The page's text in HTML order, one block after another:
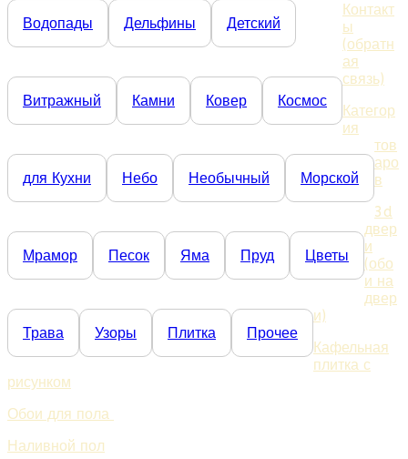
Водопады Дельфины Детский
Витражный Камни Ковер Космос
для Кухни Небо Необычный Морской
Мрамор Песок Яма Пруд Цветы
Трава Узоры Плитка Прочее
Контакт
ы
(обратн
ая
связь)
Категор
ия
тов
аро
в
3d
двер
и
(обо
и на
двер
и)
Кафельная
плитка с
рисунком
Обои для пола
Наливной пол